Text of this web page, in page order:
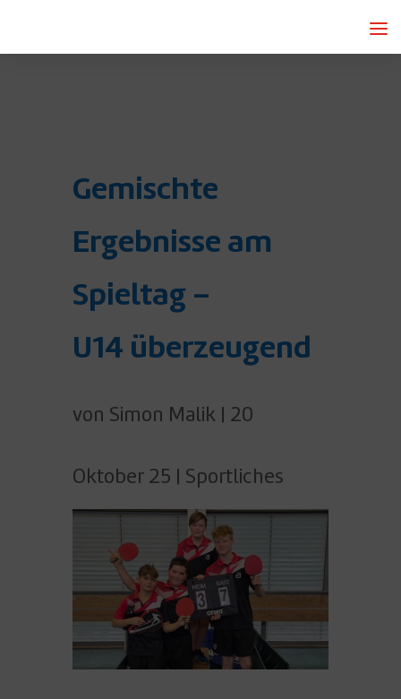
Gemischte
Ergebnisse am
Spieltag –
U14 überzeugend
von Simon Malik| 20
Oktober 25 Sportliches